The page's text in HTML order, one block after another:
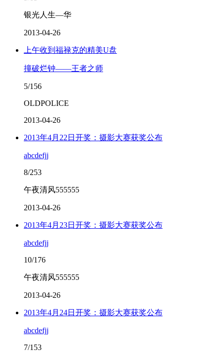
银光人生—华
2013-04-26
上午收到福禄克的精美U盘
撞破烂钟——王者之师
5/156
OLDPOLICE
2013-04-26
2013年4月22日开奖：摄影大赛获奖公布
abcdefjj
8/253
午夜清风555555
2013-04-26
2013年4月23日开奖：摄影大赛获奖公布
abcdefjj
10/176
午夜清风555555
2013-04-26
2013年4月24日开奖：摄影大赛获奖公布
abcdefjj
7/153